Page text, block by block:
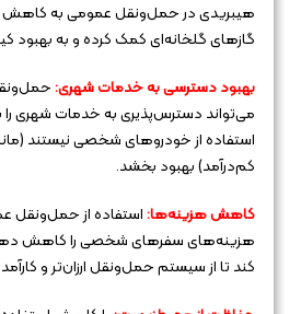
هیبریدی در حمل‌ونقل عمومی به کاهش
گازهای گلخانه‌ای کمک کرده و به بهبود
بهبود دسترسی به خدمات شهری:
می‌تواند دسترس‌پذیری به خدمات شهری را
استفاده از خودروهای شخصی نیستند
کم‌درآمد) بهبود بخشد.
کاهش هزینه‌ها:استفاده از حمل‌ونقل
هزینه‌های سفرهای شخصی را کاهش
کند تا از سیستم حمل‌ونقل ارزان‌تر و